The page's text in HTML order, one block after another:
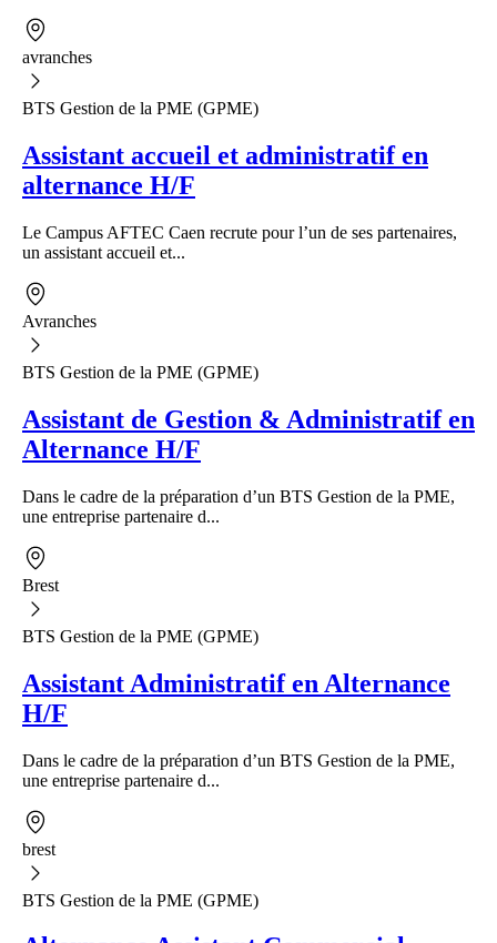
avranches
BTS Gestion de la PME (GPME)
Assistant accueil et administratif en
alternance H/F
Le Campus AFTEC Caen recrute pour l’un de ses partenaires,
un assistant accueil et...
Avranches
BTS Gestion de la PME (GPME)
Assistant de Gestion & Administratif en
Alternance H/F
Dans le cadre de la préparation d’un BTS Gestion de la PME,
une entreprise partenaire d...
Brest
BTS Gestion de la PME (GPME)
Assistant Administratif en Alternance
H/F
Dans le cadre de la préparation d’un BTS Gestion de la PME,
une entreprise partenaire d...
brest
BTS Gestion de la PME (GPME)